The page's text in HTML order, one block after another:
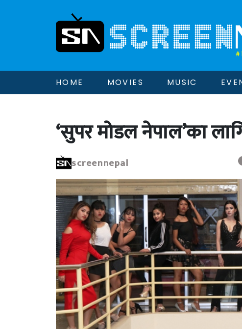
HOME MOVIES MUSIC
‘सुपर मोडल नेपाल’का
screennepal